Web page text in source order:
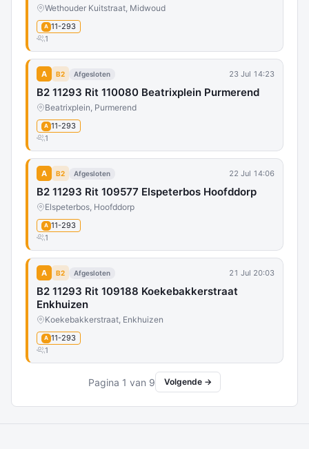
Wethouder Kuitstraat, Midwoud
A 11-293
1
A B2 Afgesloten 23 Jul 14:23
B2 11293 Rit 110080 Beatrixplein Purmerend
Beatrixplein, Purmerend
A 11-293
1
A B2 Afgesloten 22 Jul 14:06
B2 11293 Rit 109577 Elspeterbos Hoofddorp
Elspeterbos, Hoofddorp
A 11-293
1
A B2 Afgesloten 21 Jul 20:03
B2 11293 Rit 109188 Koekebakkerstraat
Enkhuizen
Koekebakkerstraat, Enkhuizen
A 11-293
1
Pagina 1 van 9 Volgende →